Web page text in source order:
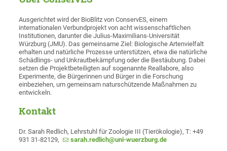
Ausgerichtet wird der BioBlitz von ConservES, einem
internationalen Verbundprojekt von acht wissenschaftlichen
Institutionen, darunter die Julius-Maximilians-Universität
Würzburg (JMU). Das gemeinsame Ziel: Biologische Artenvielfalt
erhalten und natürliche Prozesse unterstützen, etwa die natürliche
Schädlings- und Unkrautbekämpfung oder die Bestäubung. Dabei
setzen die Projektbeteiligten auf sogenannte Reallabore, also
Experimente, die Bürgerinnen und Bürger in die Forschung
einbeziehen, um gemeinsam naturschützende Maßnahmen zu
entwickeln.
Kontakt
Dr. Sarah Redlich, Lehrstuhl für Zoologie III (Tierökologie), T: +49
931 31-82129,
sarah.redlich@uni-wuerzburg.de